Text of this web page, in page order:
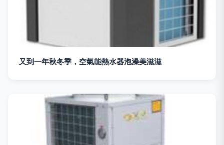
又到一年秋冬季，空氣能熱水器泡澡美滋滋